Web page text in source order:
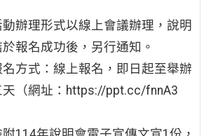
動辦理形式以線上會議辦理，說明
報名成功後，另行通知。
名方式：線上報名，即日起至舉辦
天（網址：https://ppt.cc/fnnA3